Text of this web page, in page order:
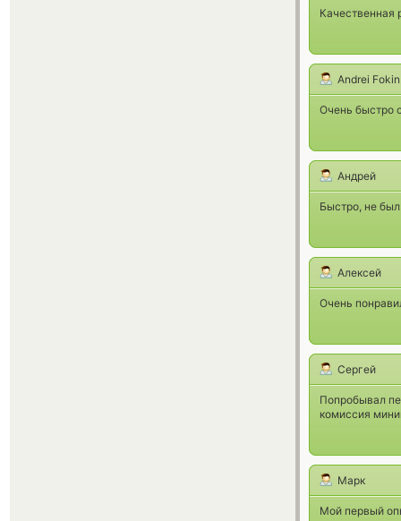
Качественная
Andrei Fokin
Очень быстро
Андрей
Быстро, не
Алексей
Очень
Сергей
Попробывал
комиссия
Марк
Мой первый